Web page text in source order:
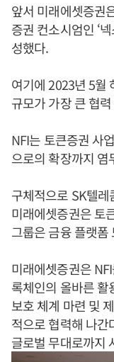
앞서 미래에셋증권
증권 컨소시엄인 ‘
성했다.
여기에 2023년 5월
규모가 가장 큰 협
NFI는 토큰증권 사
으로의 확장까지 염
구체적으로 SK텔
미래에셋증권은 토
그룹은 금융 플랫폼
미래에셋증권은
록체인의 올바른
보호 체계 마련 및
적으로 협력해 나간
글로벌 무대로까지